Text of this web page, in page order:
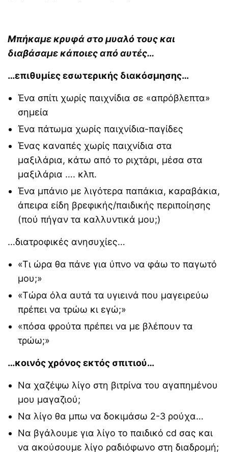
γονέων
σχέσεις με τα πεθερικά
Μπήκαμε κρυφά στο μυαλό τους και
διαβάσαμε κάποιες από αυτές…
…επιθυμίες εσωτερικής διακόσμησης…
Ένα σπίτι χωρίς παιχνίδια σε «απρόβλεπτα»
σημεία
Ένα πάτωμα χωρίς παιχνίδια-παγίδες
Ένας καναπές χωρίς παιχνίδια στα
μαξιλάρια, κάτω από το ριχτάρι, μέσα στα
μαξιλάρια …. κλπ.
Ένα μπάνιο με λιγότερα παπάκια, καραβάκια,
άπειρα είδη βρεφικής/παιδικής περιποίησης
(πού πήγαν τα καλλυντικά μου;)
…διατροφικές ανησυχίες…
«Τι ώρα θα πάνε για ύπνο να φάω το παγωτό
μου;»
«Τώρα όλα αυτά τα υγιεινά που μαγειρεύω
πρέπει να τρώω κι εγώ;»
«πόσα φρούτα πρέπει να με βλέπουν τα
τρώω;»
…κοινός χρόνος εκτός σπιτιού…
Να χαζέψω λίγο στη βιτρίνα του αγαπημένου
μου μαγαζιού;
Να λίγο θα μπω να δοκιμάσω 2-3 ρούχα…
Να βγάλουμε για λίγο το παιδικό cd σας και
να ακούσουμε λίγο ραδιόφωνο στη διαδρομή;